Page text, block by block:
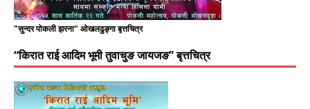
"सुन्दर पोकली झरना" ओखलढुङ्गा बृत्तचित्र
“किरात राई आदिम भूमी तुवाचुङ जायजङ” बृत्तचित्र